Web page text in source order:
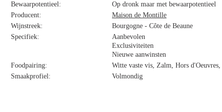
Bewaarpotentieel:
Op dronk maar met bewaarpotentieel
Producent:
Maison de Montille
Wijnstreek:
Bourgogne - Côte de Beaune
Specifiek:
Aanbevolen
Exclusiviteiten
Nieuwe aanwinsten
Foodpairing:
Witte vaste vis, Zalm, Hors
Smaakprofiel:
Volmondig